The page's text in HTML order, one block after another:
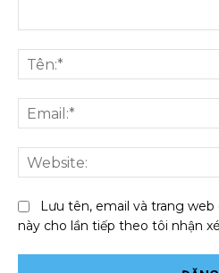
luận:
Lưu tên, email và trang
này cho lần tiếp theo tôi nhận